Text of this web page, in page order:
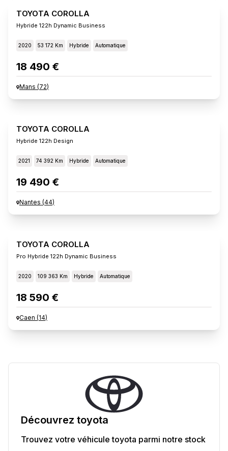
TOYOTA COROLLA
Hybride 122h Dynamic Business
2020 53 172 Km Hybride Automatique
18 490 €
Mans (72)
TOYOTA COROLLA
Hybride 122h Design
2021 74 392 Km Hybride Automatique
19 490 €
Nantes (44)
TOYOTA COROLLA
Pro Hybride 122h Dynamic Business
2020 109 363 Km Hybride Automatique
18 590 €
Caen (14)
Découvrez toyota
Trouvez votre véhiculetoyota parmi notre stock